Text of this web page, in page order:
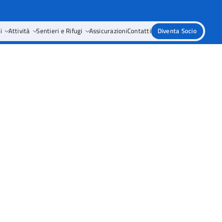
Attività Sentieri e Rifugi AssicurazioniContatti Diventa Socio